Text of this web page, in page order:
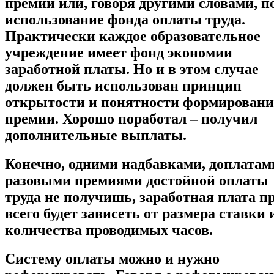
использование фонда оплаты труда.
Практически каждое образовательное
учреждение имеет фонд экономии
заработной платы. Но и в этом случае
должен быть использован принцип
открытости и понятности
премии. Хорошо поработал – получил
дополнительные выплаты.
Конечно, одними надбавками,
разовыми премиями достойной оплаты
труда не получишь, заработная плата
всего будет зависеть от размера ставки
количества проводимых часов.
Систему оплаты можно и нужно